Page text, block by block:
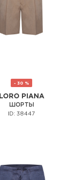
- 30 %
LORO PIANA
ШОРТЫ
ID: 38447